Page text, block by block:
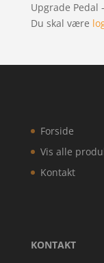
Upgrade Pedal
Du skal være
Forside
Vis alle
Kontakt
KONTAKT